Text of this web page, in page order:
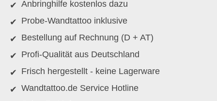
Anbringhilfe kostenlos dazu
Probe-Wandtattoo inklusive
Bestellung auf Rechnung (D + AT)
Profi-Qualität aus Deutschland
Frisch hergestellt - keine Lagerware
Wandtattoo.de Service Hotline